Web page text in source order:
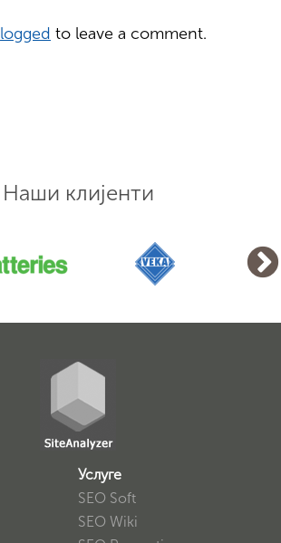
logged to leave a comment.
Наши клијенти
Услуге
SEO Soft
SEO Wiki